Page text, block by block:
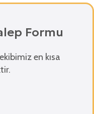
Formu
en kısa